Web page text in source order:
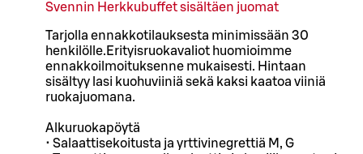
Svennin Herkkubuffet sisältäen juomat
Tarjolla ennakkotilauksesta minimissään 30
henkilölle.Erityisruokavaliot huomioimme
ennakkoilmoituksenne mukaisesti. Hintaan
sisältyy lasi kuohuviiniä sekä kaksi kaatoa viiniä
ruokajuomana.
Alkuruokapöytä
• Salaattisekoitusta ja yrttivinegrettiä M, G